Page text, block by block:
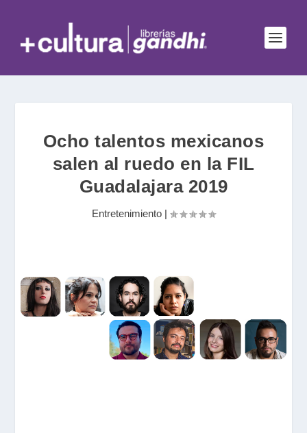
Ocho talentos mexicanos
salen al ruedo en la FIL
Guadalajara 2019
Entretenimiento |